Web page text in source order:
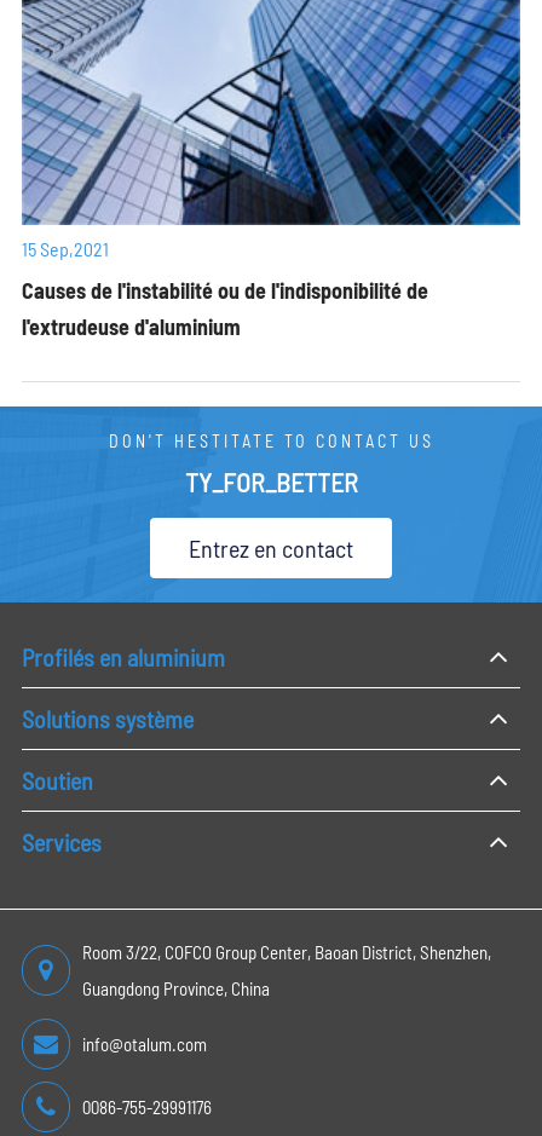
15 Sep,2021
Causes de l'instabilité ou de l'indisponibilité de
l'extrudeuse d'aluminium
DON'T HESTITATE TO CONTACT US
TY_FOR_BETTER
Entrez en contact
Profilés en aluminium
Solutions système
Soutien
Services
Room 3/22, COFCO Group Center, Baoan District, Shenzhen,
Guangdong Province, China
info@otalum.com
0086-755-29991176